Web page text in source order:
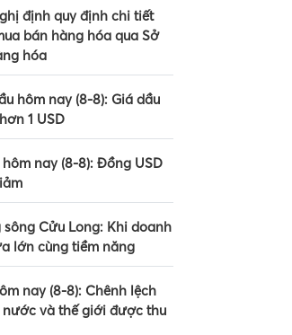
định quy định chi tiết
bán hàng hóa qua Sở
hóa
hôm nay (8-8): Giá dầu
1 USD
hôm nay (8-8): Đồng USD
Cửu Long: Khi doanh
lớn cùng tiềm năng
nay (8-8): Chênh lệch
và thế giới được thu